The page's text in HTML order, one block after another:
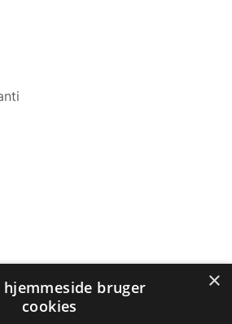
×
hjemmeside bruger
cookies